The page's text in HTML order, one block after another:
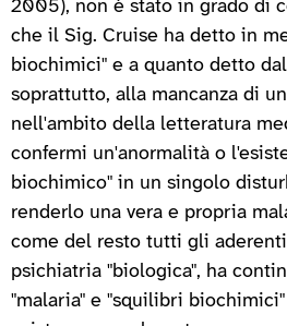
2005), non è stato in grado di
che il Sig. Cruise ha detto in
biochimici" e a quanto detto
soprattutto, alla mancanza di
nell'ambito della letteratura
confermi un'anormalità o
biochimico" in un singolo
renderlo una vera e propria
come del resto tutti gli
psichiatria "biologica", ha
"malaria" e "squilibri